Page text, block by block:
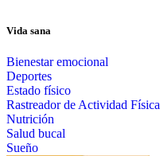
Vida sana
Bienestar emocional
Deportes
Estado físico
Rastreador de Actividad Física
Nutrición
Salud bucal
Sueño